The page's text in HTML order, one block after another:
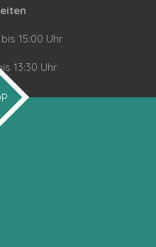
15:00 Uhr
13:30 Uhr